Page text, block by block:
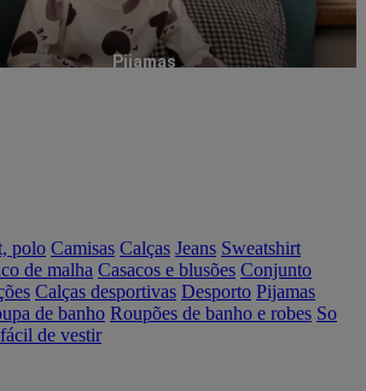
Pijamas
polo Camisas Calças Jeans Sweatshirt
de malha Casacos e blusões Conjunto
Calças desportivas Desporto Pijamas
de banho Roupões de banho e robes So
de vestir